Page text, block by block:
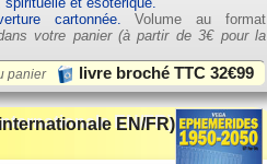
cartonnée.Volume au format
votre panier (à partir de3€ pour la
panier livre broché TTC32€99
EN/FR)